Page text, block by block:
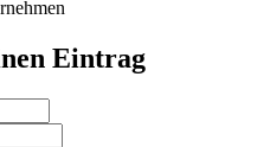
Eintrag